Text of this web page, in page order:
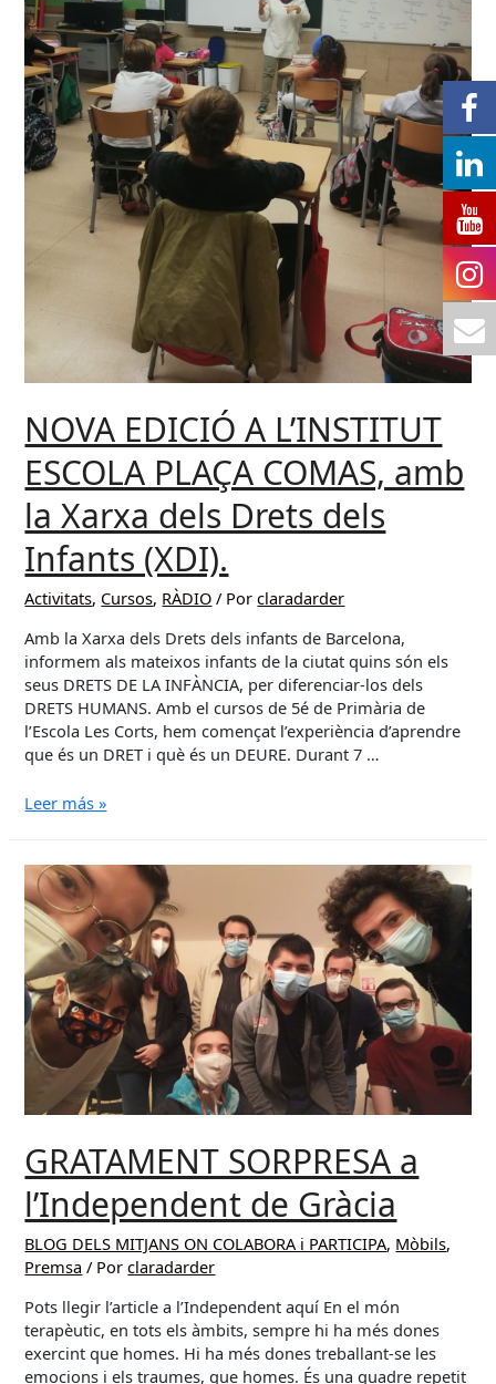
NOVA EDICIÓ A L’INSTITUT
ESCOLA PLAÇA COMAS, amb
la Xarxa dels Drets dels
Infants (XDI).
Activitats, Cursos, RÀDIO / Porclaradarder
Amb la Xarxa dels Drets dels infants de Barcelona,
informem als mateixos infants de la ciutat quins són els
seus DRETS DE LA INFÀNCIA, per diferenciar-los dels
DRETS HUMANS. Amb el cursos de 5é de Primària de
l’Escola Les Corts, hem començat l’experiència d’aprendre
que és un DRET i què és un DEURE. Durant 7 …
NOVA
L’INSTITUT
ESCOLA
PLAÇA
COMAS,
amb
la
Xarxa
dels
Drets
Infants
Leer más »
GRATAMENT SORPRESA a
l’Independent de Gràcia
BLOG DELS MITJANS ON COLABORA i PARTICIPA, Mòbils,
Premsa / Porclaradarder
Pots llegir l’article a l’Independent aquí En el món
terapèutic, en tots els àmbits, sempre hi ha més dones
exercint que homes. Hi ha més dones treballant-se les
emocions i els traumes, que homes. És una quadre repetit